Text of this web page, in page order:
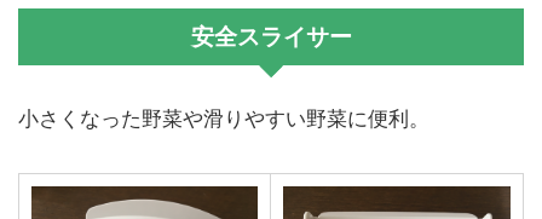
安全スライサー
小さくなった野菜や滑りやすい野菜に便利。